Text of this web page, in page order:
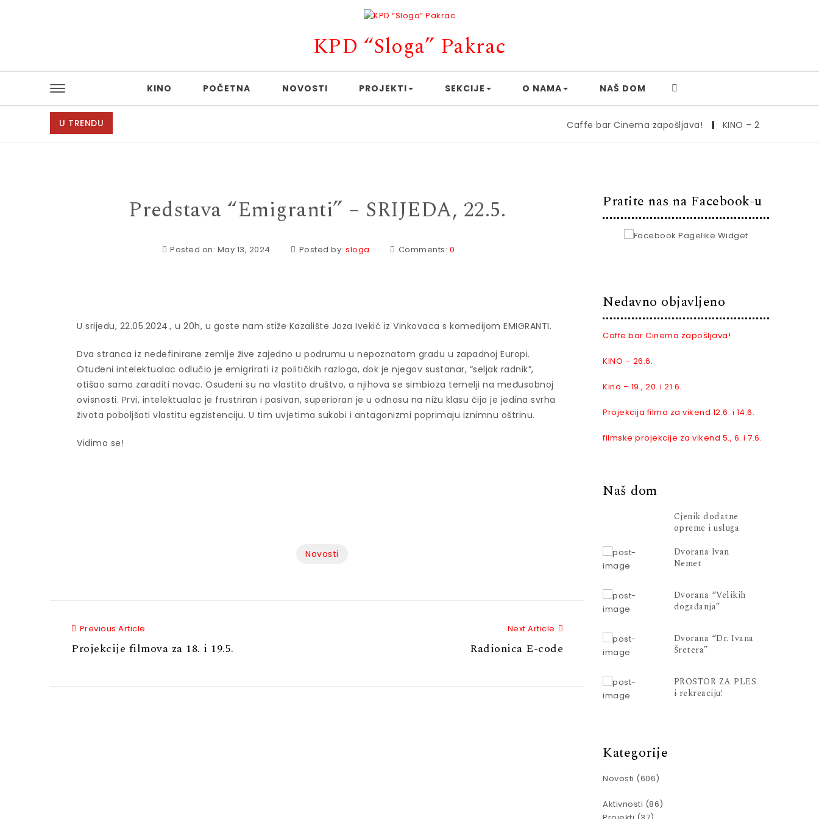
KPD “Sloga” Pakrac
KINO POČETNA NOVOSTI PROJEKTI SEKCIJE O NAMA NAŠ DOM
U TRENDU Caffe bar Cinema zapošljava! | KINO – 26.6.
Predstava “Emigranti” – SRIJEDA, 22.5.
Posted on: May 13, 2024 Posted by:sloga Comments: 0
U srijedu, 22.05.2024., u 20h, u goste nam stiže Kazalište Joza Ivekić iz Vinkovaca s komedijom EMIGRANTI.
Dva stranca iz nedefinirane zemlje žive zajedno u podrumu u nepoznatom gradu u zapadnoj Europi.
Otuđeni intelektualac odlučio je emigrirati iz političkih razloga, dok je njegov sustanar, “seljak radnik”,
otišao samo zaraditi novac. Osuđeni su na vlastito društvo, a njihova se simbioza temelji na međusobnoj
ovisnosti. Prvi, intelektualac je frustriran i pasivan, superioran je u odnosu na nižu klasu čija je jedina svrha
života poboljšati vlastitu egzistenciju. U tim uvjetima sukobi i antagonizmi poprimaju iznimnu oštrinu.
Vidimo se!
Novosti
Previous Article
Projekcije filmova za 18. i 19.5.
Next Article
Radionica E-code
Pratite nas na Facebook-u
Nedavno objavljeno
Caffe bar Cinema zapošljava!
KINO – 26.6.
Kino – 19., 20. i 21.6.
Projekcija filma za vikend 12.6. i 14.6.
filmske projekcije za vikend 5., 6. i 7.6.
Naš dom
Cjenik dodatne
opreme i usluga
Dvorana Ivan
Nemet
Dvorana “Velikih
događanja”
Dvorana “Dr. Ivana
Šretera”
PROSTOR ZA PLES
i rekreaciju!
Kategorije
Novosti (606)
Aktivnosti (86)